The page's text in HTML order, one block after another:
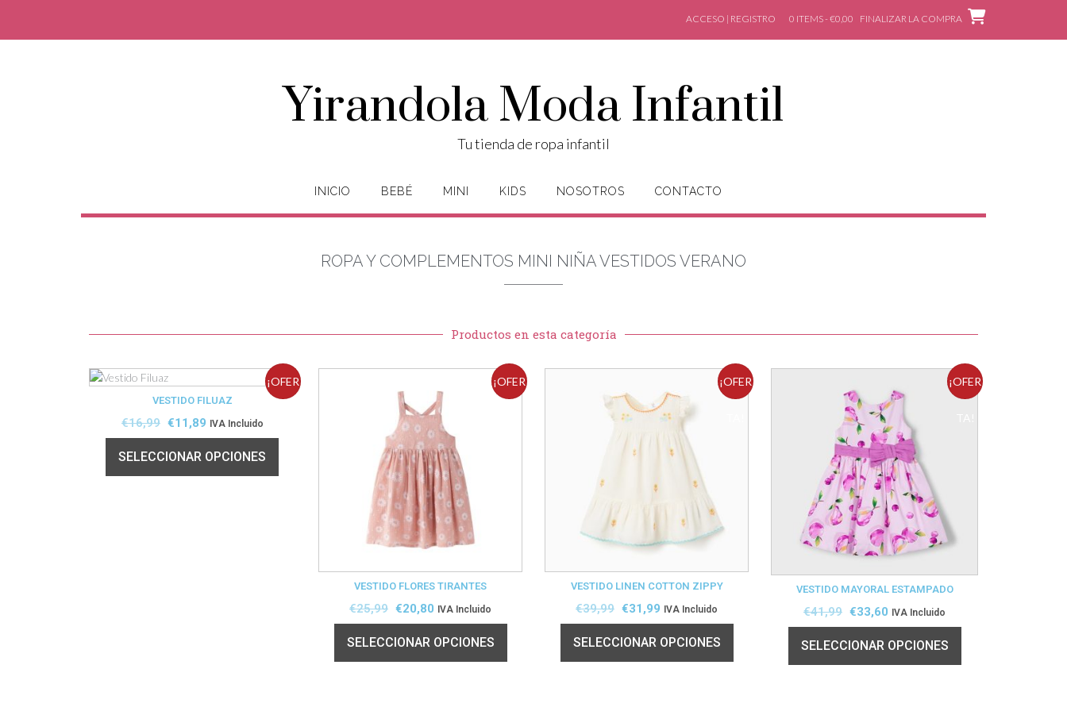
ACCESO | REGISTRO 0 ITEMS - €0,00 FINALIZAR LA COMPRA
Yirandola Moda Infantil
Tu tienda de ropa infantil
INICIO BEBÉ MINI KIDS NOSOTROS CONTACTO
ROPA Y COMPLEMENTOS MINI NIÑA VESTIDOS VERANO
Productos en esta categoría
¡OFER
VESTIDO FILUAZ
€16,99 €11,89 IVA Incluido
SELECCIONAR OPCIONES
¡OFER
VESTIDO FLORES TIRANTES
€25,99 €20,80 IVA Incluido
SELECCIONAR OPCIONES
¡OFER
VESTIDO LINEN COTTON ZIPPY
€39,99 €31,99 IVA Incluido
SELECCIONAR OPCIONES
¡OFER
VESTIDO MAYORAL ESTAMPADO
€41,99 €33,60 IVA Incluido
SELECCIONAR OPCIONES